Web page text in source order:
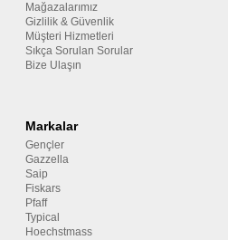
Mağazalarımız
Gizlilik & Güvenlik
Müşteri Hizmetleri
Sıkça Sorulan Sorular
Bize Ulaşın
Markalar
Gençler
Gazzella
Saip
Fiskars
Pfaff
Typical
Hoechstmass